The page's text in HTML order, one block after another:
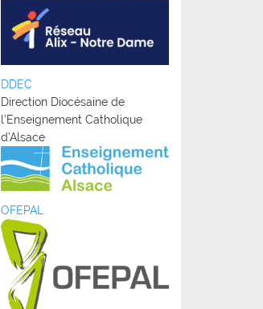
DDEC
Direction Diocésaine de
l’Enseignement Catholique
d’Alsace
OFEPAL